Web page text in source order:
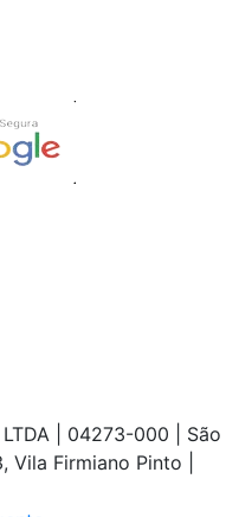
| 04273-000 | São
Vila Firmiano Pinto |